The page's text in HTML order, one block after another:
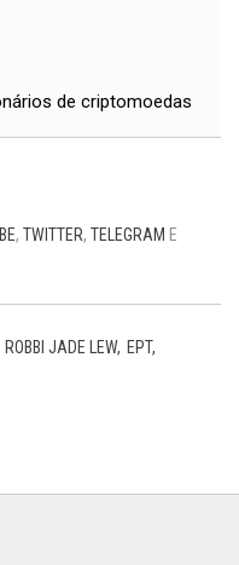
de criptomoedas
, TWITTER, TELEGRAM E
ROBBI JADE LEW
EPT